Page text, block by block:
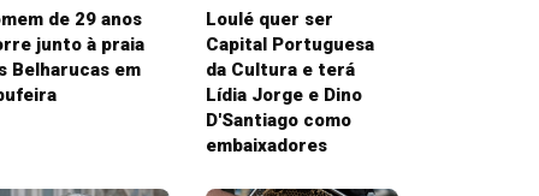
de 29 anos
junto à praia
Belharucas em
Loulé quer ser
Capital Portuguesa
da Cultura e terá
Lídia Jorge e Dino
D'Santiago como
embaixadores